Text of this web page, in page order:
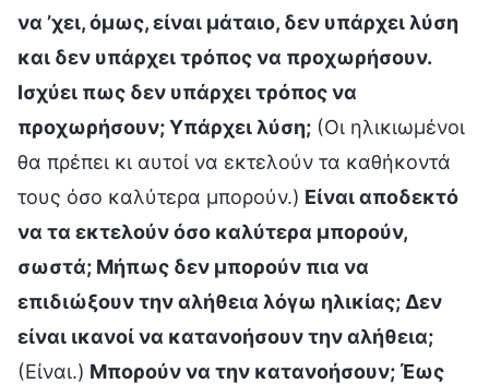
να ’χει, όμως, είναι μάταιο, δεν υπάρχει λύση
και δεν υπάρχει τρόπος να προχωρήσουν.
Ισχύει πως δεν υπάρχει τρόπος να
προχωρήσουν; Υπάρχει λύση; (Οι ηλικιωμένοι
θα πρέπει κι αυτοί να εκτελούν τα καθήκοντά
τους όσο καλύτερα μπορούν.) Είναι αποδεκτό
να τα εκτελούν όσο καλύτερα μπορούν,
σωστά; Μήπως δεν μπορούν πια να
επιδιώξουν την αλήθεια λόγω ηλικίας; Δεν
είναι ικανοί να κατανοήσουν την αλήθεια;
(Είναι.) Μπορούν να την κατανοήσουν; Έως